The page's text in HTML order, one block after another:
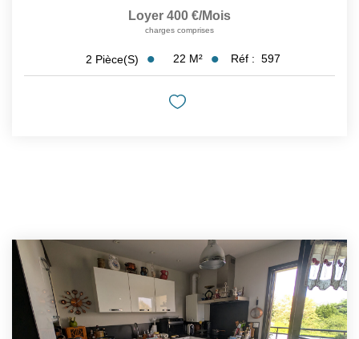
Loyer 400 €/mois
charges comprises
2 Pièce(s) 22 M² Réf : 597